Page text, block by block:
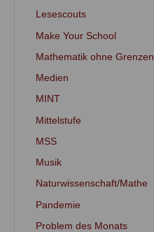
Lesescouts
Make Your School
Mathematik ohne Grenzen
Medien
MINT
Mittelstufe
MSS
Musik
Naturwissenschaft/Mathe
Pandemie
Problem des Monats